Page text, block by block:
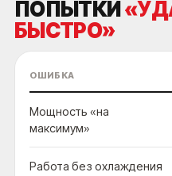
ПОПЫТКИ
БЫСТРО»
ОШИБКА
Мощность «на
максимум»
Работа без охлаждения